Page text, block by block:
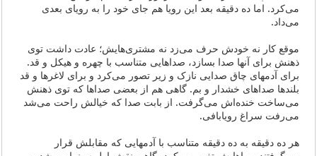
می‌کرد. اما ده دقیقه بعد این رویا هم جای خود را به رویای بعدی
می‌داد.
موقع کار نه خودش حرف می‌زد نه مشتری‌هایش؛ عادت داشت توی
ذهنش برای آنها صدا بسازد، صداهایی متناسب با چهره و هیکل و قد.
برای آدمهای چاق صدایی نازک و زیر تصور می‌کرد و برای لاغرها و قد
بلندها صداهای خشدار و بم. گاهی هم از بعضی صداها که توی ذهنش
می‌ساخت خنده‌اش می‌گرفت. از بابت صدا که خیالش راحت می‌شد
می‌رفت سراغ رویابافی.
هر ده دقیقه به ده دقیقه متناسب با آدمهایی که مقابلش قرار